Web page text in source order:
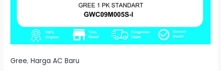
Gree,Harga AC Baru